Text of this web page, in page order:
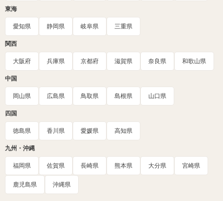
東海
愛知県 静岡県 岐阜県 三重県
関西
大阪府 兵庫県 京都府 滋賀県 奈良県 和歌山県
中国
岡山県 広島県 鳥取県 島根県 山口県
四国
徳島県 香川県 愛媛県 高知県
九州・沖縄
福岡県 佐賀県 長崎県 熊本県 大分県 宮崎県
鹿児島県 沖縄県